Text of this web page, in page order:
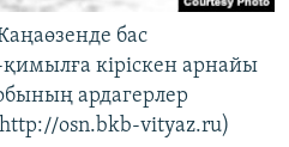
бас
қимылға кіріскен арнайы
ардагерлер
osn.bkb-vityaz.ru)